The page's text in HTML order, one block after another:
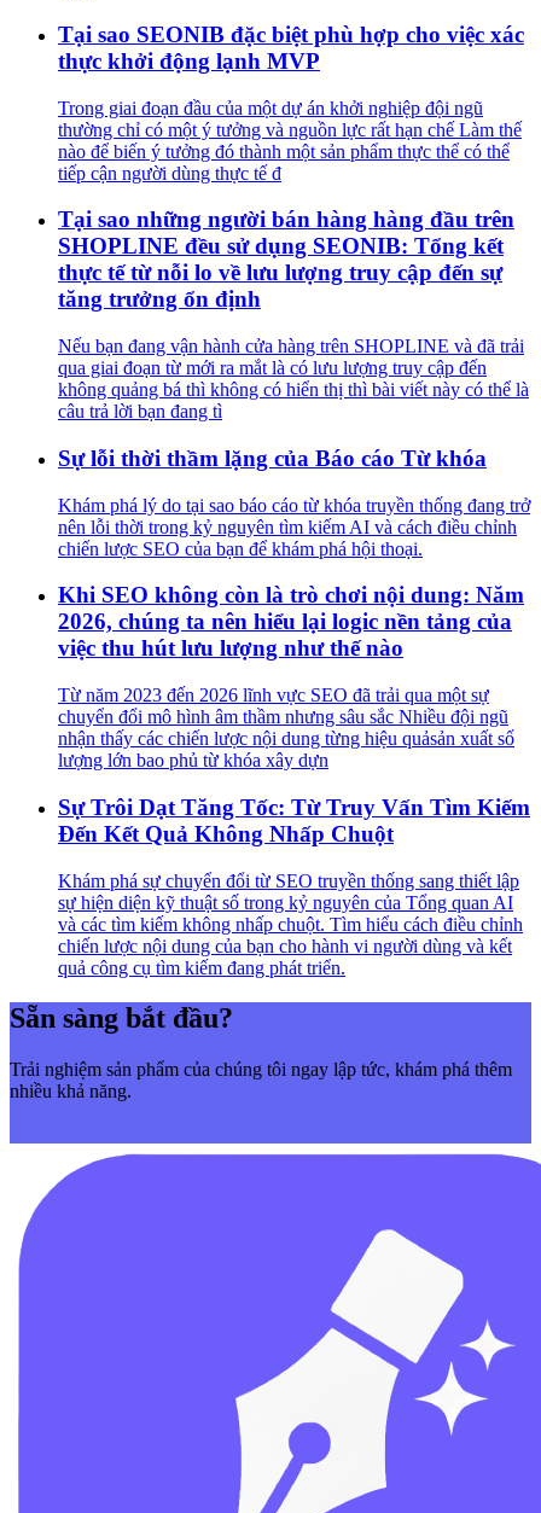
Tại sao SEONIB đặc biệt phù hợp cho việc xác
thực khởi động lạnh MVP
Trong giai đoạn đầu của một dự án khởi nghiệp đội ngũ
thường chỉ có một ý tưởng và nguồn lực rất hạn chế Làm thế
nào để biến ý tưởng đó thành một sản phẩm thực thể có thể
tiếp cận người dùng thực tế đ
Tại sao những người bán hàng hàng đầu trên
SHOPLINE đều sử dụng SEONIB: Tổng kết
thực tế từ nỗi lo về lưu lượng truy cập đến sự
tăng trưởng ổn định
Nếu bạn đang vận hành cửa hàng trên SHOPLINE và đã trải
qua giai đoạn từ mới ra mắt là có lưu lượng truy cập đến
không quảng bá thì không có hiển thị thì bài viết này có thể là
câu trả lời bạn đang tì
Sự lỗi thời thầm lặng của Báo cáo Từ khóa
Khám phá lý do tại sao báo cáo từ khóa truyền thống đang trở
nên lỗi thời trong kỷ nguyên tìm kiếm AI và cách điều chỉnh
chiến lược SEO của bạn để khám phá hội thoại.
Khi SEO không còn là trò chơi nội dung: Năm
2026, chúng ta nên hiểu lại logic nền tảng của
việc thu hút lưu lượng như thế nào
Từ năm 2023 đến 2026 lĩnh vực SEO đã trải qua một sự
chuyển đổi mô hình âm thầm nhưng sâu sắc Nhiều đội ngũ
nhận thấy các chiến lược nội dung từng hiệu quảsản xuất số
lượng lớn bao phủ từ khóa xây dựn
Sự Trôi Dạt Tăng Tốc: Từ Truy Vấn Tìm Kiếm
Đến Kết Quả Không Nhấp Chuột
Khám phá sự chuyển đổi từ SEO truyền thống sang thiết lập
sự hiện diện kỹ thuật số trong kỷ nguyên của Tổng quan AI
và các tìm kiếm không nhấp chuột. Tìm hiểu cách điều chỉnh
chiến lược nội dung của bạn cho hành vi người dùng và kết
quả công cụ tìm kiếm đang phát triển.
Sẵn sàng bắt đầu?
Trải nghiệm sản phẩm của chúng tôi ngay lập tức, khám phá thêm
nhiều khả năng.